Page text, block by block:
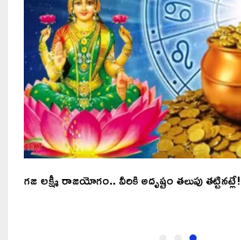
గజ లక్ష్మీ రాజయోగం.. వీరికి అదృష్టం తలుపు తట్టినట్లే!